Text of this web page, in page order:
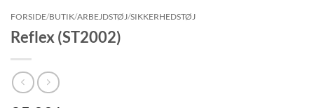
FORSIDE/BUTIK/ARBEJDSTØJ/SIKKERHEDSTØJ
Reflex (ST2002)